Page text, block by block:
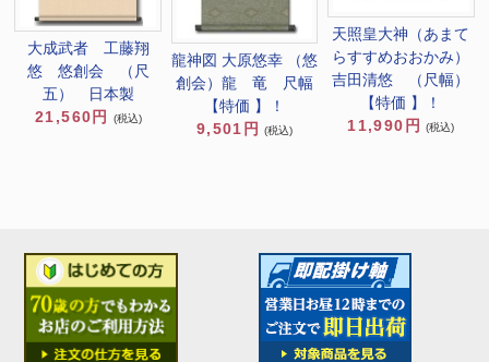
大成武者 工藤翔
悠 悠創会 （尺
五） 日本製
21,560円
(税込)
龍神図 大原悠幸 （悠
創会）龍 竜 尺幅
【特価 】！
9,501円
(税込)
天照皇大神（あまて
らすすめおおかみ）
吉田清悠 （尺幅）
【特価 】！
11,990円
(税込)